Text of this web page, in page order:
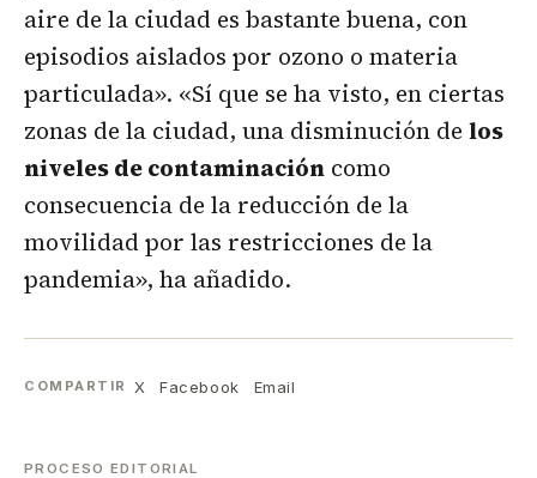
aire de la ciudad es bastante buena, con
episodios aislados por ozono o materia
particulada». «Sí que se ha visto, en ciertas
zonas de la ciudad, una disminución de los
niveles de contaminación como
consecuencia de la reducción de la
movilidad por las restricciones de la
pandemia», ha añadido.
COMPARTIR X Facebook Email
PROCESO EDITORIAL